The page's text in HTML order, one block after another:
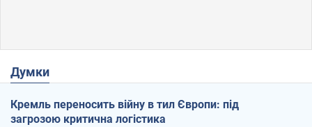
Думки
Кремль переносить війну в тил Європи: під
загрозою критична логістика